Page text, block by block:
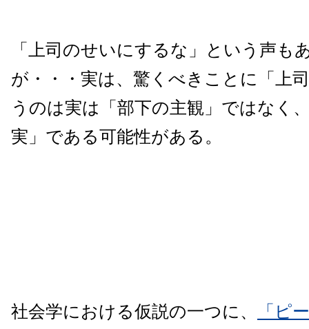
「上司のせいにするな」という声も
が・・・実は、驚くべきことに「上
うのは実は「部下の主観」ではなく
実」である可能性がある。
社会学における仮説の一つに、
「ピ